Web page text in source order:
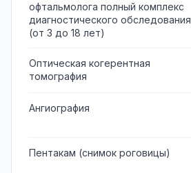
офтальмолога полный комплекс
диагностического обследования
(от 3 до 18 лет)
Оптическая когерентная
томография
Ангиография
Пентакам (снимок роговицы)